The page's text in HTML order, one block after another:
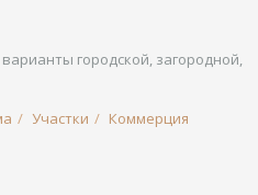
городской, загородной,
Участки Коммерция